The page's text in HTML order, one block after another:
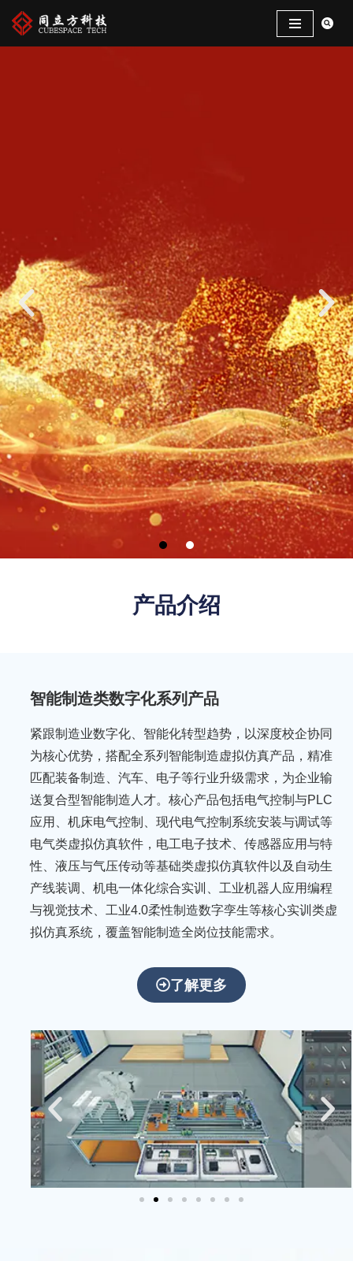
聚
创
新
赋
能
数
字
教
产品介绍
智能制造类数字化系列产品
紧跟制造业数字化、智能化转型趋势，以深度校企协同
为核心优势，搭配全系列智能制造虚拟仿真产品，精准
匹配装备制造、汽车、电子等行业升级需求，为企业输
送复合型智能制造人才。核心产品包括电气控制与PLC
应用、机床电气控制、现代电气控制系统安装与调试等
电气类虚拟仿真软件，电工电子技术、传感器应用与特
性、液压与气压传动等基础类虚拟仿真软件以及自动生
产线装调、机电一体化综合实训、工业机器人应用编程
与视觉技术、工业4.0柔性制造数字孪生等核心实训类虚
拟仿真系统，覆盖智能制造全岗位技能需求。
了解更多